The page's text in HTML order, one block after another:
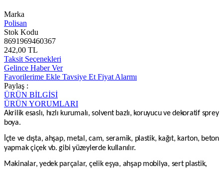
Marka
Polisan
Stok Kodu
8691969460367
242,00 TL
Taksit Seçenekleri
Gelince Haber Ver
Favorilerime Ekle Tavsiye Et Fiyat Alarmı
Paylaş :
ÜRÜN BİLGİSİ
ÜRÜN YORUMLARI
Akrilik esaslı, hızlı kurumalı, solvent bazlı, koruyucu ve dekoratif sprey
boya.
İçte ve dışta, ahşap, metal, cam, seramik, plastik, kağıt, karton, beton
yapmak çiçek vb. gibi yüzeylerde kullanılır.
Makinalar, yedek parçalar, çelik eşya, ahşap mobilya, sert plastik,